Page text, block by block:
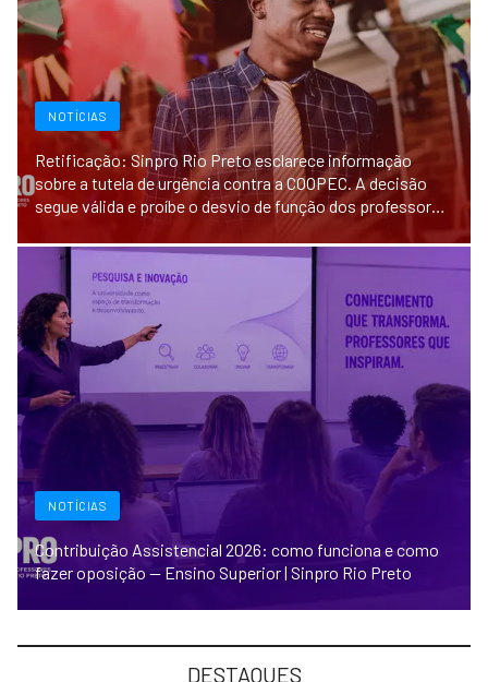
NOTÍCIAS
Retificação: Sinpro Rio Preto esclarece informação
sobre a tutela de urgência contra a COOPEC. A decisão
segue válida e proíbe o desvio de função dos professores
NOTÍCIAS
Contribuição Assistencial 2026: como funciona e como
fazer oposição — Ensino Superior | Sinpro Rio Preto
DESTAQUES